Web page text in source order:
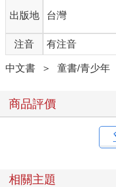
出版地 台灣
注音 有注音
中文書 ＞ 童書/青少年
商品評價
相關主題